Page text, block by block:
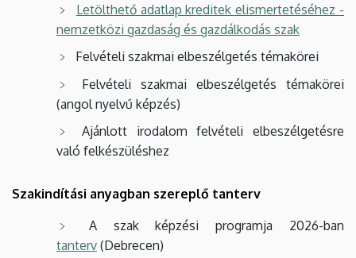
Letölthető adatlap kreditek elismertetéséhez -
nemzetközi gazdaság és gazdálkodás szak
Felvételi szakmai elbeszélgetés témakörei
Felvételi szakmai elbeszélgetés témakörei
(angol nyelvű képzés)
Ajánlott irodalom felvételi elbeszélgetésre
való felkészüléshez
Szakindítási anyagban szereplő tanterv
A szak képzési programja 2026-ban
tanterv (Debrecen)